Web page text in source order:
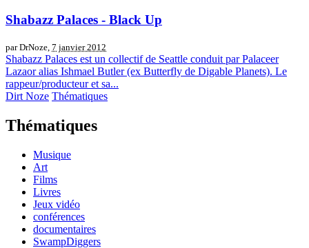
Shabazz Palaces - Black Up
par DrNoze, 7 janvier 2012
Shabazz Palaces est un collectif de Seattle conduit par Palaceer
Lazaor alias Ishmael Butler (ex Butterfly de Digable Planets). Le
rappeur/producteur et sa...
Dirt Noze Thématiques
Thématiques
Musique
Art
Films
Livres
Jeux vidéo
conférences
documentaires
SwampDiggers